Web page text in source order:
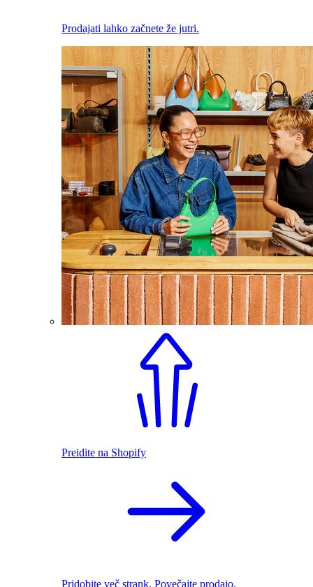
Prodajati lahko začnete že jutri.
Preidite na Shopify
Pridobite več strank. Povečajte prodajo.